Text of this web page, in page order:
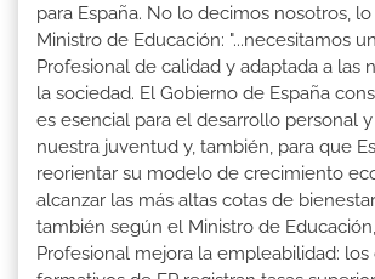
para España. No lo decimos nosotros,
Ministro de Educación: "...necesitamos
Profesional de calidad y adaptada a las
la sociedad. El Gobierno de España
es esencial para el desarrollo personal
nuestra juventud y, también, para que
reorientar su modelo de crecimiento
alcanzar las más altas cotas de bienestar
también según el Ministro de
Profesional mejora la empleabilidad: los